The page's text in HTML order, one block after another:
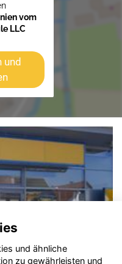
vom
LLC
und
und ähnliche
zu gewährleisten und